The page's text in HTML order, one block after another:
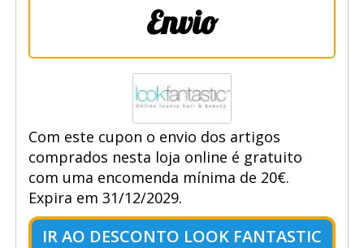
Envio
Com este cupon o envio dos artigos
comprados nesta loja online é gratuito
com uma encomenda mínima de 20€.
Expira em 31/12/2029.
IR AO DESCONTO LOOK FANTASTIC